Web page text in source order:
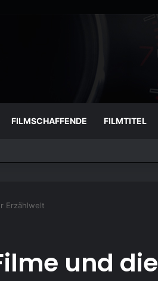
FILMSCHAFFENDE FILMTITEL
Erzählwelt
und die